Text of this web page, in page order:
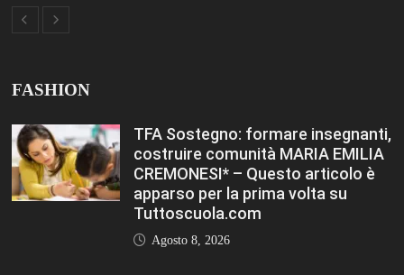
FASHION
TFA Sostegno: formare insegnanti,
costruire comunità MARIA EMILIA
CREMONESI* – Questo articolo è
apparso per la prima volta su
Tuttoscuola.com
Agosto 8, 2026